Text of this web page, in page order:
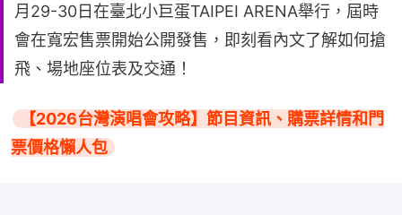
月29-30日在臺北小巨蛋TAIPEI ARENA舉行，屆時
會在寬宏售票開始公開發售，即刻看內文了解如何搶
飛、場地座位表及交通！
【2026台灣演唱會攻略】節目資訊、購票詳情和門
票價格懶人包